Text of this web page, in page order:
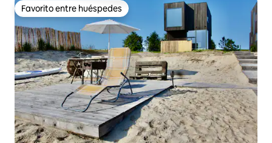
Favorito entre huéspedes
Favorito entre huéspedes